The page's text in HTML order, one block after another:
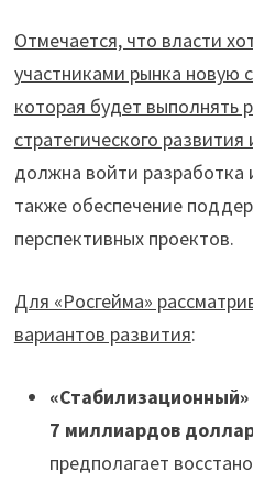
Отмечается, что власти
участниками рынка новую
которая будет выполнять
стратегического развития
должна войти разработка
также обеспечение
перспективных проектов.
Для «Росгейма»
вариантов развития:
7 миллиардов
предполагает